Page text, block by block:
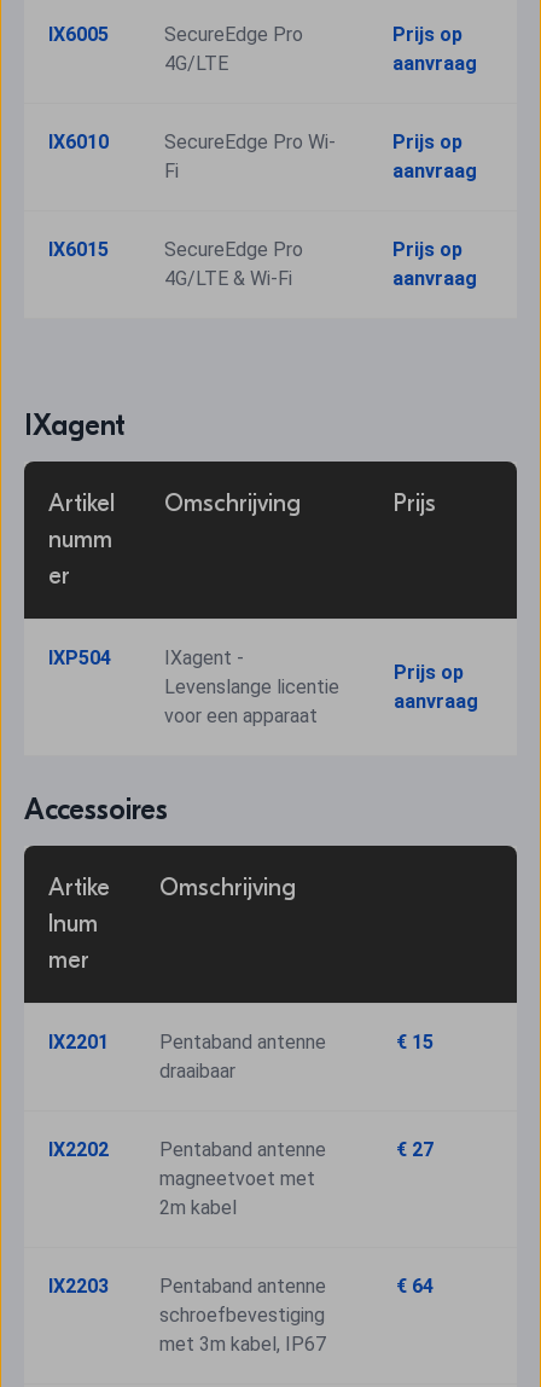
IX6005
SecureEdge Pro
4G/LTE
Prijs op
aanvraag
IX6010
SecureEdge Pro Wi-
Fi
Prijs op
aanvraag
IX6015
SecureEdge Pro
4G/LTE & Wi-Fi
Prijs op
aanvraag
IXagent
Artikel
numm
er
Omschrijving Prijs
IXP504
IXagent -
Levenslange licentie
voor een apparaat
Prijs op
aanvraag
Accessoires
Artike
lnum
mer
Omschrijving
IX2201
Pentaband antenne
draaibaar
€ 15
IX2202
Pentaband antenne
magneetvoet met
2m kabel
€ 27
IX2203
Pentaband antenne
schroefbevestiging
met 3m kabel, IP67
€ 64